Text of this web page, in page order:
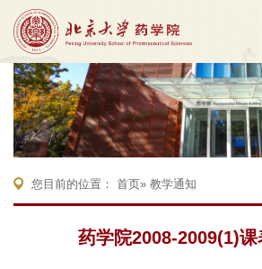
您目前的位置： 首页» 教学通知
药学院2008-2009(1)